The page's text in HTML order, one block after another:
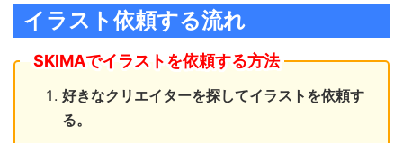
イラスト依頼する流れ
SKIMAでイラストを依頼する方法
好きなクリエイターを探してイラストを依頼す
る。